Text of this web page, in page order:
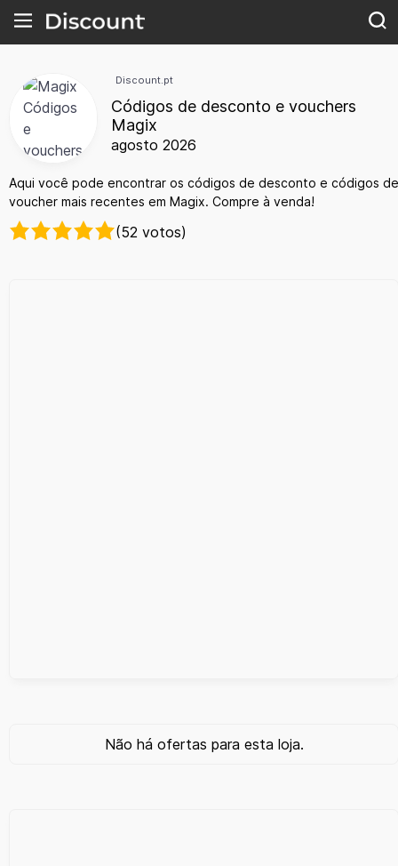
Discount.pt
Códigos de desconto e vouchers
Magix
agosto 2026
Aqui você pode encontrar os códigos de desconto e códigos de
voucher mais recentes em Magix. Compre à venda!
(52 votos)
Não há ofertas para esta loja.